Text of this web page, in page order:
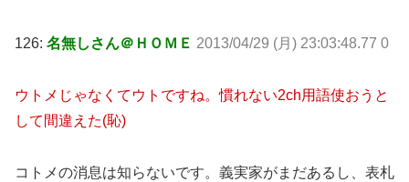
126: 名無しさん＠ＨＯＭＥ 2013/04/29 (月) 23:03:48.77 0
ウトメじゃなくてウトですね。慣れない2ch用語使おうと
して間違えた(恥)
コトメの消息は知らないです。義実家がまだあるし、表札